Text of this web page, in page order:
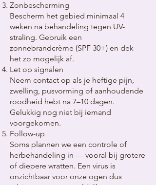
Zonbescherming
Bescherm het gebied minimaal 4
weken na behandeling tegen UV-
straling. Gebruik een
zonnebrandcrème (SPF 30+) en dek
het zo mogelijk af.
Let op signalen
Neem contact op als je heftige pijn,
zwelling, pusvorming of aanhoudende
roodheid hebt na 7–10 dagen.
Gelukkig nog niet bij iemand
voorgekomen.
Follow-up
Soms plannen we een controle of
herbehandeling in — vooral bij grotere
of diepere wratten. Een virus is
onzichtbaar voor onze ogen dus